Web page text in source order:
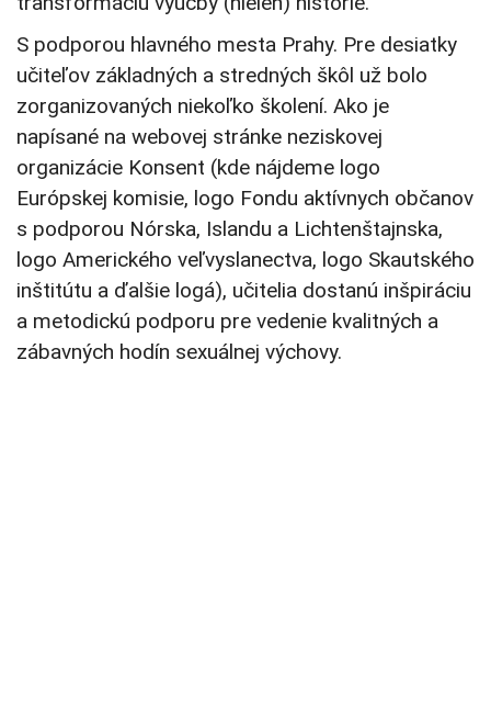
S podporou hlavného mesta Prahy. Pre desiatky
učiteľov základných a stredných škôl už bolo
zorganizovaných niekoľko školení. Ako je
napísané na webovej stránke neziskovej
organizácie Konsent (kde nájdeme logo
Európskej komisie, logo Fondu aktívnych občanov
s podporou Nórska, Islandu a Lichtenštajnska,
logo Amerického veľvyslanectva, logo Skautského
inštitútu a ďalšie logá), učitelia dostanú inšpiráciu
a metodickú podporu pre vedenie kvalitných a
zábavných hodín sexuálnej výchovy.